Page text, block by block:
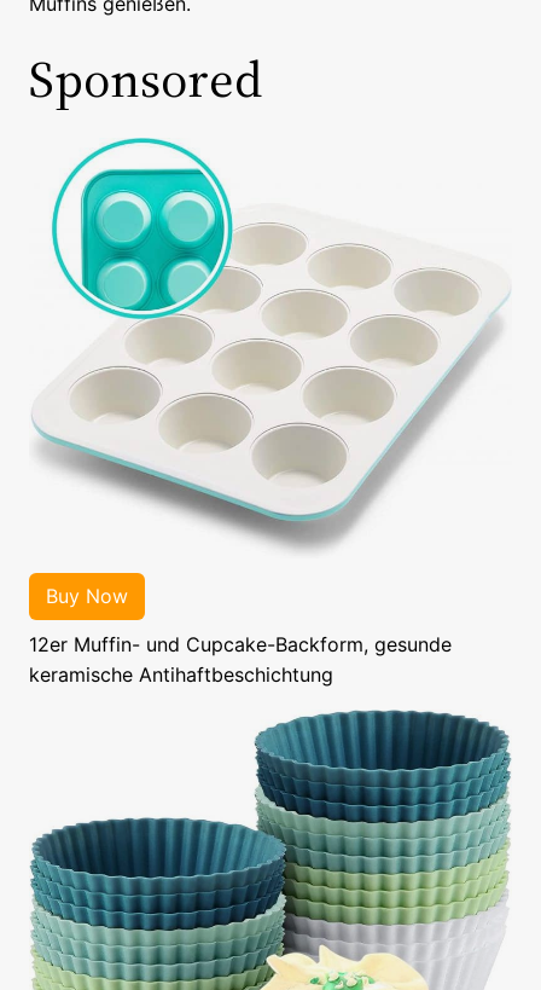
Sponsored
12er Muffin- und Cupcake-Backform, gesunde
keramische Antihaftbeschichtung